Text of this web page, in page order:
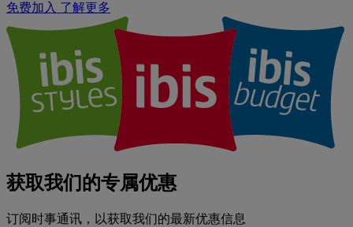
免费加入 了解更多
获取我们的专属优惠
订阅时事通讯，以获取我们的最新优惠信息